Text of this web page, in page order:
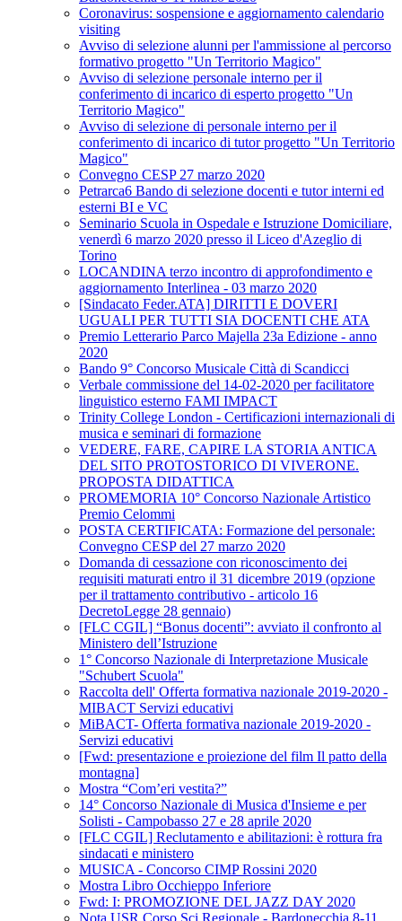
Coronavirus: sospensione e aggiornamento calendario
visiting
Avviso di selezione alunni per l'ammissione al percorso
formativo progetto "Un Territorio Magico"
Avviso di selezione personale interno per il
conferimento di incarico di esperto progetto "Un
Territorio Magico"
Avviso di selezione di personale interno per il
conferimento di incarico di tutor progetto "Un Territorio
Magico"
Convegno CESP 27 marzo 2020
Petrarca6 Bando di selezione docenti e tutor interni ed
esterni BI e VC
Seminario Scuola in Ospedale e Istruzione Domiciliare,
venerdì 6 marzo 2020 presso il Liceo d'Azeglio di
Torino
LOCANDINA terzo incontro di approfondimento e
aggiornamento Interlinea - 03 marzo 2020
[Sindacato Feder.ATA] DIRITTI E DOVERI
UGUALI PER TUTTI SIA DOCENTI CHE ATA
Premio Letterario Parco Majella 23a Edizione - anno
2020
Bando 9° Concorso Musicale Città di Scandicci
Verbale commissione del 14-02-2020 per facilitatore
linguistico esterno FAMI IMPACT
Trinity College London - Certificazioni internazionali di
musica e seminari di formazione
VEDERE, FARE, CAPIRE LA STORIA ANTICA
DEL SITO PROTOSTORICO DI VIVERONE.
PROPOSTA DIDATTICA
PROMEMORIA 10° Concorso Nazionale Artistico
Premio Celommi
POSTA CERTIFICATA: Formazione del personale:
Convegno CESP del 27 marzo 2020
Domanda di cessazione con riconoscimento dei
requisiti maturati entro il 31 dicembre 2019 (opzione
per il trattamento contributivo - articolo 16
DecretoLegge 28 gennaio)
[FLC CGIL] “Bonus docenti”: avviato il confronto al
Ministero dell’Istruzione
1° Concorso Nazionale di Interpretazione Musicale
"Schubert Scuola"
Raccolta dell' Offerta formativa nazionale 2019-2020 -
MIBACT Servizi educativi
MiBACT- Offerta formativa nazionale 2019-2020 -
Servizi educativi
[Fwd: presentazione e proiezione del film Il patto della
montagna]
Mostra “Com’eri vestita?”
14° Concorso Nazionale di Musica d'Insieme e per
Solisti - Campobasso 27 e 28 aprile 2020
[FLC CGIL] Reclutamento e abilitazioni: è rottura fra
sindacati e ministero
MUSICA - Concorso CIMP Rossini 2020
Mostra Libro Occhieppo Inferiore
Fwd: I: PROMOZIONE DEL JAZZ DAY 2020